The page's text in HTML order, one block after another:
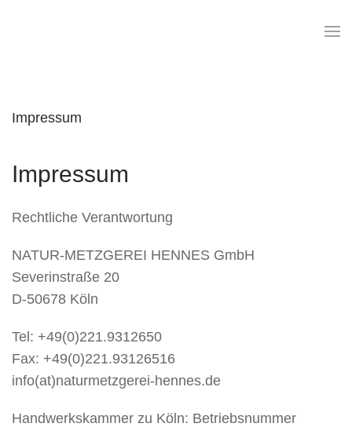
Impressum
Impressum
Rechtliche Verantwortung
NATUR-METZGEREI HENNES GmbH
Severinstraße 20
D-50678 Köln
Tel: +49(0)221.9312650
Fax: +49(0)221.93126516
info(at)naturmetzgerei-hennes.de
Handwerkskammer zu Köln: Betriebsnummer